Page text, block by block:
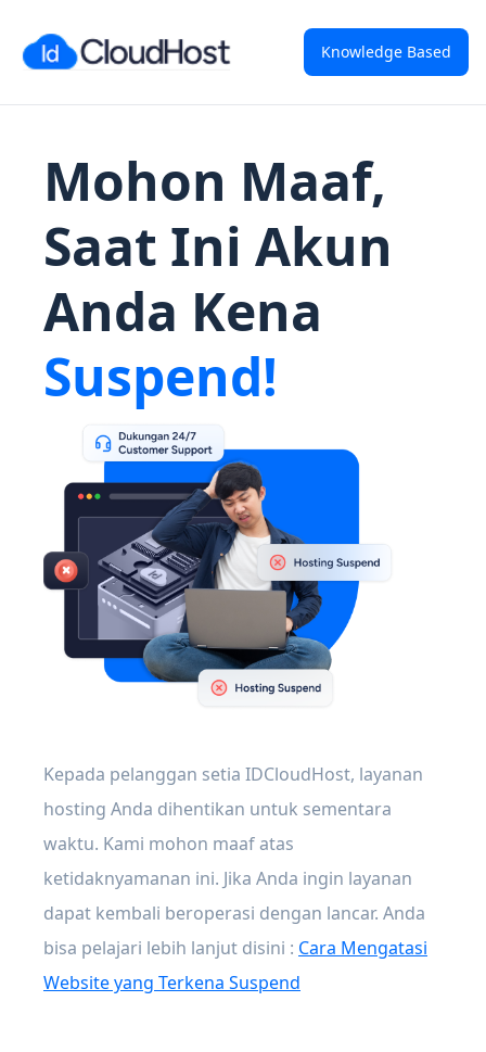
Knowledge Based
Mohon Maaf,
Saat Ini Akun
Anda Kena
Suspend!
Kepada pelanggan setia IDCloudHost, layanan
hosting Anda dihentikan untuk sementara
waktu. Kami mohon maaf atas
ketidaknyamanan ini. Jika Anda ingin layanan
dapat kembali beroperasi dengan lancar. Anda
bisa pelajari lebih lanjut disini : Cara Mengatasi
Website yang Terkena Suspend